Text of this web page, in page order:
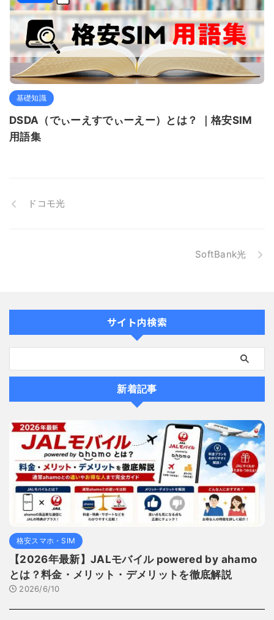
基礎知識
DSDA（でぃーえすでぃーえー）とは？ ｜格安SIM
用語集
ドコモ光
SoftBank光
サイト内検索
新着記事
格安スマホ・SIM
【2026年最新】JALモバイル powered by ahamo
とは？料金・メリット・デメリットを徹底解説
2026/6/10